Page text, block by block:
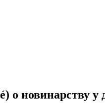
новинарству у